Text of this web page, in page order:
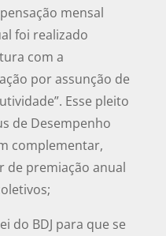
mensal
foi realizado
com a
por assunção de
Esse pleito
de Desempenho
complementar,
de premiação anual
do BDJ para que se